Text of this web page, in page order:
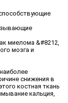
миелома &#8212,
мозга и
снижения в
костная ткань
кальция,